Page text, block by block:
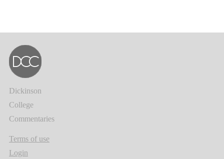
Dickinson
College
Commentaries
Terms of use
Login